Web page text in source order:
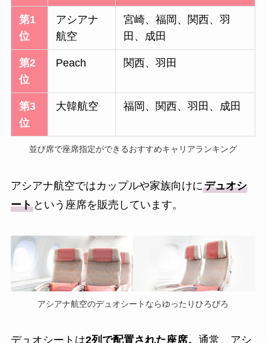
第1
位
アシアナ
航空
宮崎、福岡、関西、羽
田、成田
第2
位
Peach 関西、羽田
第3
位
大韓航空 福岡、関西、羽田、成田
並び席で座席指定ができるおすすめキャリアランキング
アシアナ航空ではカップルや家族向けにデュオシ
ートという座席を販売しています。
アシアナ航空のデュオシートならゆったりひろびろ
デュオシートは2列で配置された座席。 通常、アシ